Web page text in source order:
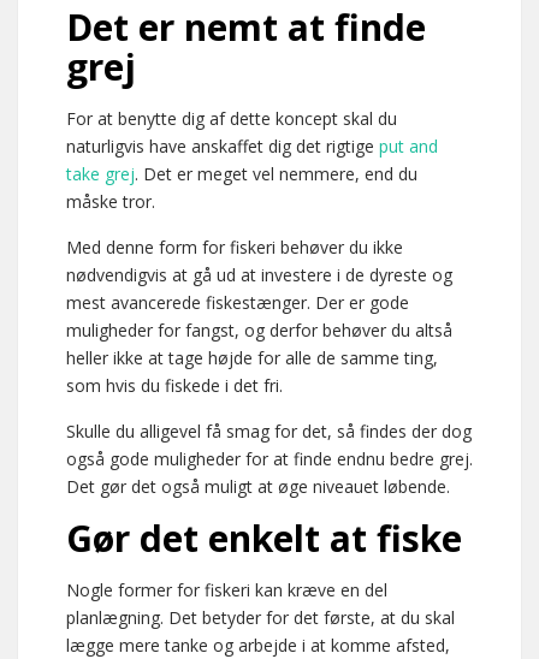
Det er nemt at finde
grej
For at benytte dig af dette koncept skal du
naturligvis have anskaffet dig det rigtige put and
take grej. Det er meget vel nemmere, end du
måske tror.
Med denne form for fiskeri behøver du ikke
nødvendigvis at gå ud at investere i de dyreste og
mest avancerede fiskestænger. Der er gode
muligheder for fangst, og derfor behøver du altså
heller ikke at tage højde for alle de samme ting,
som hvis du fiskede i det fri.
Skulle du alligevel få smag for det, så findes der dog
også gode muligheder for at finde endnu bedre grej.
Det gør det også muligt at øge niveauet løbende.
Gør det enkelt at fiske
Nogle former for fiskeri kan kræve en del
planlægning. Det betyder for det første, at du skal
lægge mere tanke og arbejde i at komme afsted,